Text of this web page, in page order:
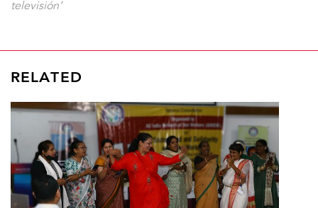
televisión’
RELATED